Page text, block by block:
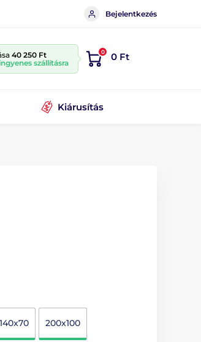
Bejelentkezés
40 250 Ft
szállításra
0 0 Ft
Kiárusítás
140x70 200x100